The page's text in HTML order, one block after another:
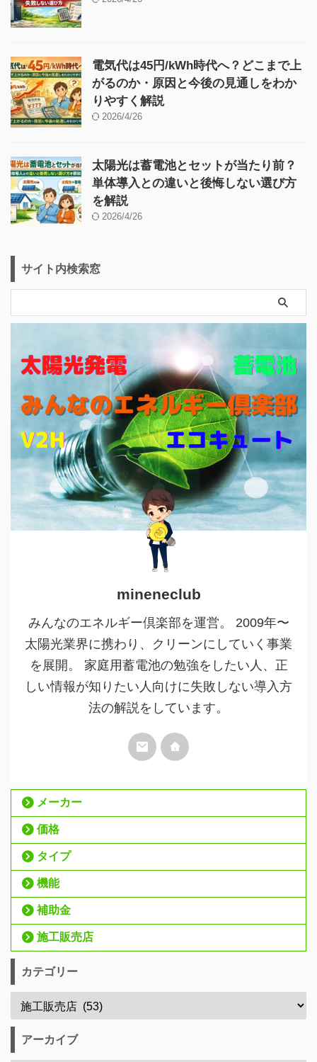
電気代は45円/kWh時代へ？どこまで上
がるのか・原因と今後の見通しをわか
りやすく解説
2026/4/26
太陽光は蓄電池とセットが当たり前？
単体導入との違いと後悔しない選び方
を解説
2026/4/26
サイト内検索窓
mineneclub
みんなのエネルギー倶楽部を運営。 2009年〜
太陽光業界に携わり、クリーンにしていく事業
を展開。 家庭用蓄電池の勉強をしたい人、正
しい情報が知りたい人向けに失敗しない導入方
法の解説をしています。
メーカー
価格
タイプ
機能
補助金
施工販売店
カテゴリー
アーカイブ